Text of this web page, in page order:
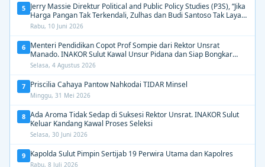
5 Jerry Massie Direktur Political and Public Policy Studies (P3S), “Jika
Harga Pangan Tak Terkendali, Zulhas dan Budi Santoso Tak Layak
Dipertahankan”
Rabu, 10 Juni 2026
6 Menteri Pendidikan Copot Prof Sompie dari Rektor Unsrat
Manado. INAKOR Sulut Kawal Unsur Pidana dan Siap Bongkar
Aroma Busuk di Suksesi Rektor
Selasa, 4 Agustus 2026
7 Priscilia Cahaya Pantow Nahkodai TIDAR Minsel
Minggu, 31 Mei 2026
8 Ada Aroma Tidak Sedap di Suksesi Rektor Unsrat. INAKOR Sulut
Keluar Kandang Kawal Proses Seleksi
Selasa, 30 Juni 2026
9 Kapolda Sulut Pimpin Sertijab 19 Perwira Utama dan Kapolres
Rabu, 8 Juli 2026